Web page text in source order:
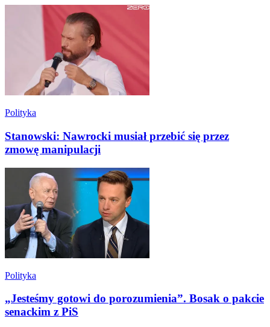
Polityka
Stanowski: Nawrocki musiał przebić się przez
zmowę manipulacji
Polityka
„Jesteśmy gotowi do porozumienia”. Bosak o pakcie
senackim z PiS